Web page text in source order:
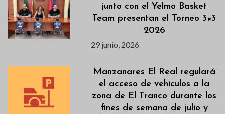
junto con el Yelmo Basket
Team presentan el Torneo 3×3
2026
29 junio, 2026
Manzanares El Real regulará
el acceso de vehículos a la
zona de El Tranco durante los
fines de semana de julio y